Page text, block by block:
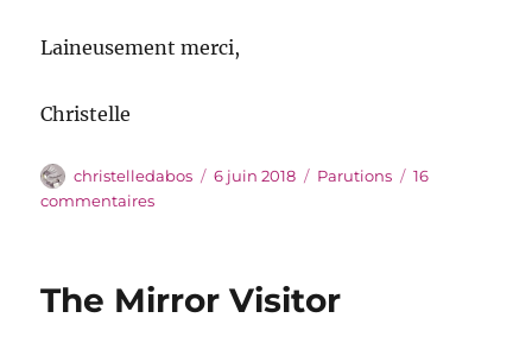
Laineusement merci,
Christelle
Auteur
christelledabos
Publié
6 juin 2018 Catégories
Parutions
16
commentairessur
The Mirror Visitor